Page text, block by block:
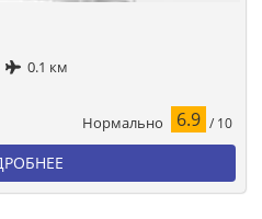
0.1 км
Нормально 6.9 / 10